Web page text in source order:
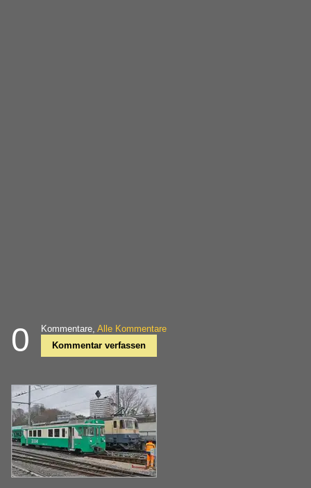
0 Kommentare, Alle Kommentare
Kommentar verfassen